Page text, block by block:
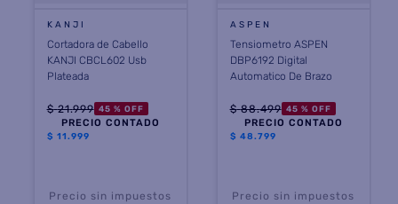
KANJI
Cortadora de Cabello
KANJI CBCL602 Usb
Plateada
$ 21.999 45 % OFF
PRECIO CONTADO
$ 11.999
Precio sin impuestos
ASPEN
Tensiometro ASPEN
DBP6192 Digital
Automatico De Brazo
$ 88.499 45 % OFF
PRECIO CONTADO
$ 48.799
Precio sin impuestos